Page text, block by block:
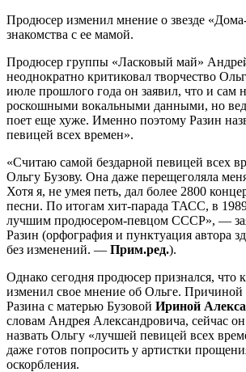
Продюсер изменил мнение о звезде
знакомства с ее мамой.
Продюсер группы «Ласковый май»
неоднократно критиковал творчество
июле прошлого года он заявил, что и сам
роскошными вокальными данными, но
поет еще хуже. Именно поэтому Разин
певицей всех времен».
«Считаю самой бездарной певицей всех
Ольгу Бузову. Она даже перещеголяла
Хотя я, не умея петь, дал более 2800
песни. По итогам хит-парада ТАСС, в
лучшим продюсером-певцом СССР», —
Разин (орфография и пунктуация автора
без изменений. — Прим.ред.).
Однако сегодня продюсер признался, что
изменил свое мнение об Ольге. Причиной
Разина с матерью Бузовой Ириной
словам Андрея Александровича, сейчас
назвать Ольгу «лучшей певицей всех
даже готов попросить у артистки
оскорбления.